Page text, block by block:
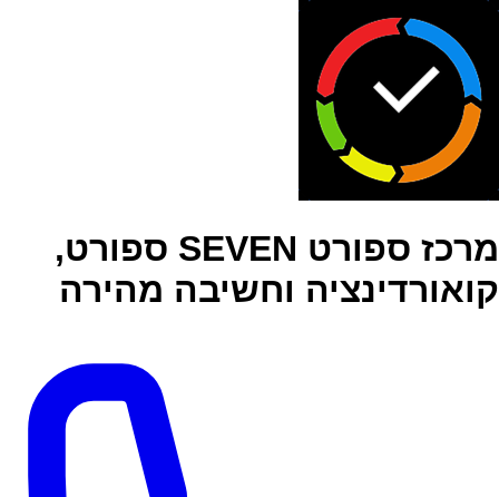
מרכז ספורט SEVEN ספורט,
קואורדינציה וחשיבה מהירה